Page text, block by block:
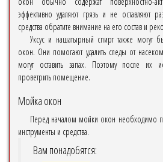
эффективно удаляют грязь и не оставляют
средства обратите внимание на его состав и
Уксус и нашатырный спирт также могут
окон. Они помогают удалить следы от
могут оставить запах. Поэтому после их
проветрить помещение.
Мойка окон
Перед началом мойки окон необходимо
инструменты и средства.
Вам понадобятся: